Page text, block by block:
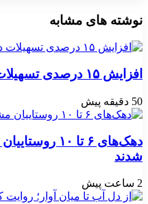
نوشته های مشابه
افزایش ۱۵ درصدی تسهیلات دانشجویی
50 دقیقه پیش
دهک‌های ۶ تا
شدند
2 ساعت پیش